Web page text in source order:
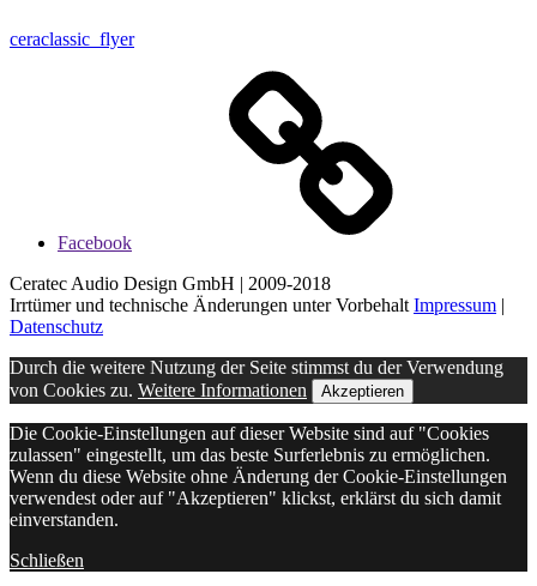
ceraclassic_flyer
Facebook
Ceratec Audio Design GmbH | 2009-2018
Irrtümer und technische Änderungen unter Vorbehalt Impressum |
Datenschutz
Durch die weitere Nutzung der Seite stimmst du der Verwendung
von Cookies zu. Weitere Informationen Akzeptieren
Die Cookie-Einstellungen auf dieser Website sind auf "Cookies
zulassen" eingestellt, um das beste Surferlebnis zu ermöglichen.
Wenn du diese Website ohne Änderung der Cookie-Einstellungen
verwendest oder auf "Akzeptieren" klickst, erklärst du sich damit
einverstanden.
Schließen